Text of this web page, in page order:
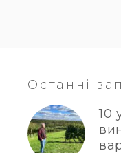
Останні
10